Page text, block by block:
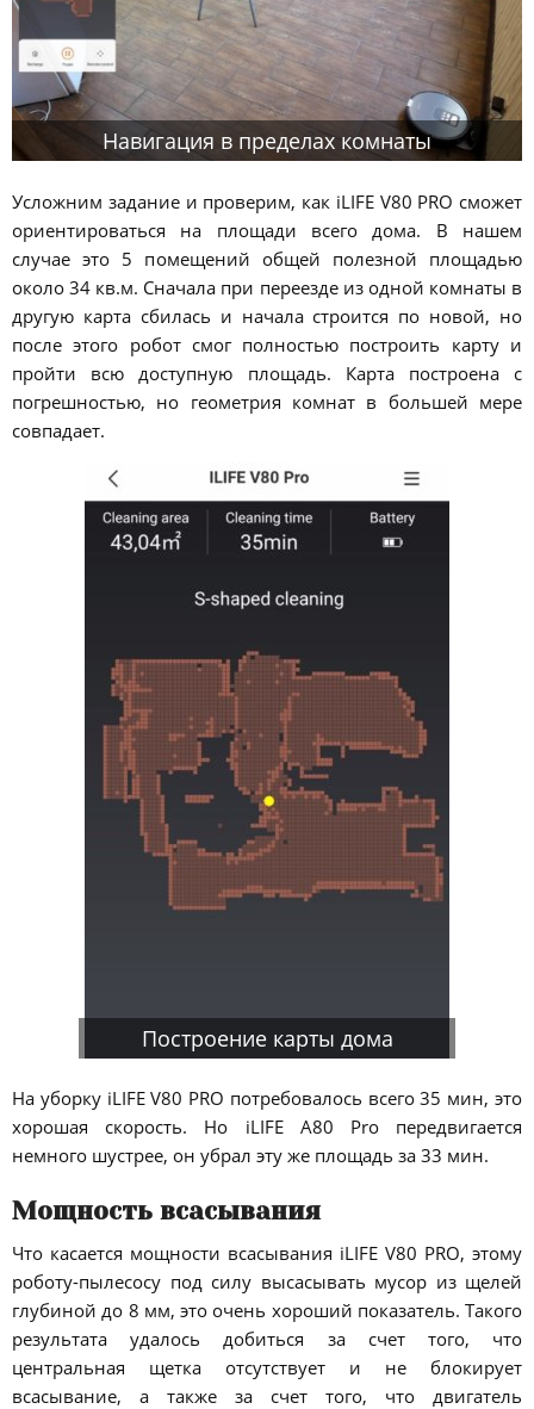
Навигация в пределах комнаты
Усложним задание и проверим, как iLIFE V80 PRO сможет
ориентироваться на площади всего дома. В нашем
случае это 5 помещений общей полезной площадью
около 34 кв.м. Сначала при переезде из одной комнаты в
другую карта сбилась и начала строится по новой, но
после этого робот смог полностью построить карту и
пройти всю доступную площадь. Карта построена с
погрешностью, но геометрия комнат в большей мере
совпадает.
Построение карты дома
На уборку iLIFE V80 PRO потребовалось всего 35 мин, это
хорошая скорость. Но iLIFE A80 Pro передвигается
немного шустрее, он убрал эту же площадь за 33 мин.
Мощность всасывания
Что касается мощности всасывания iLIFE V80 PRO, этому
роботу-пылесосу под силу высасывать мусор из щелей
глубиной до 8 мм, это очень хороший показатель. Такого
результата удалось добиться за счет того, что
центральная щетка отсутствует и не блокирует
всасывание, а также за счет того, что двигатель